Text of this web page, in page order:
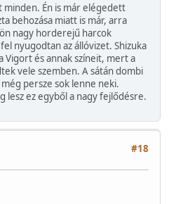
Én is már elégedett
behozása miatt is már, arra
nagy horderejű harcok
nyugodtan az állóvizet. Shizuka
Vigort és annak színeit, mert a
vele szemben. A sátán dombi
persze sok lenne neki.
lesz ez egyből a nagy fejlődésre.
#18